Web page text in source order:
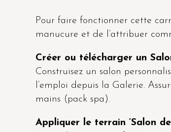
Pour faire fonctionner cette
manucure et de l’attribuer
Créer ou télécharger un
Construisez un salon
l’emploi depuis la Galerie.
mains (pack spa).
Appliquer le terrain ‘Salon